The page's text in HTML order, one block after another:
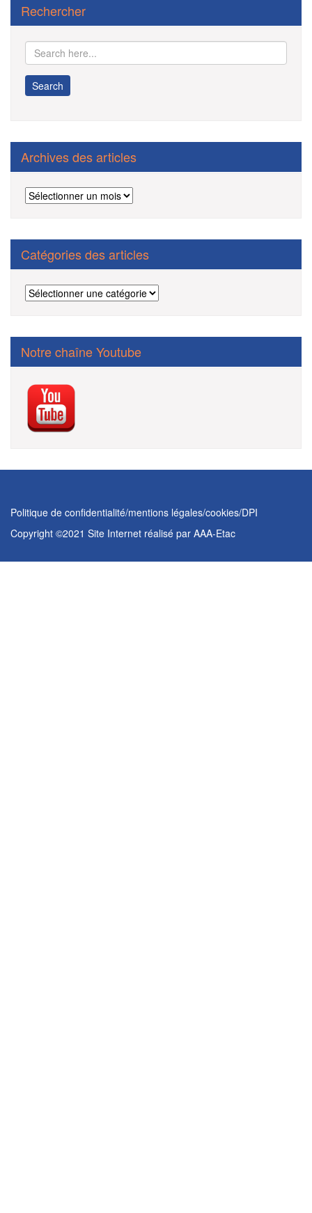
Rechercher
Archives des articles
Archives
des
Catégories des articles
Catégories
des
Notre chaîne Youtube
Politique de confidentialité/mentions légales/cookies/DPI
Copyright ©2021 Site Internet réalisé par AAA-Etac